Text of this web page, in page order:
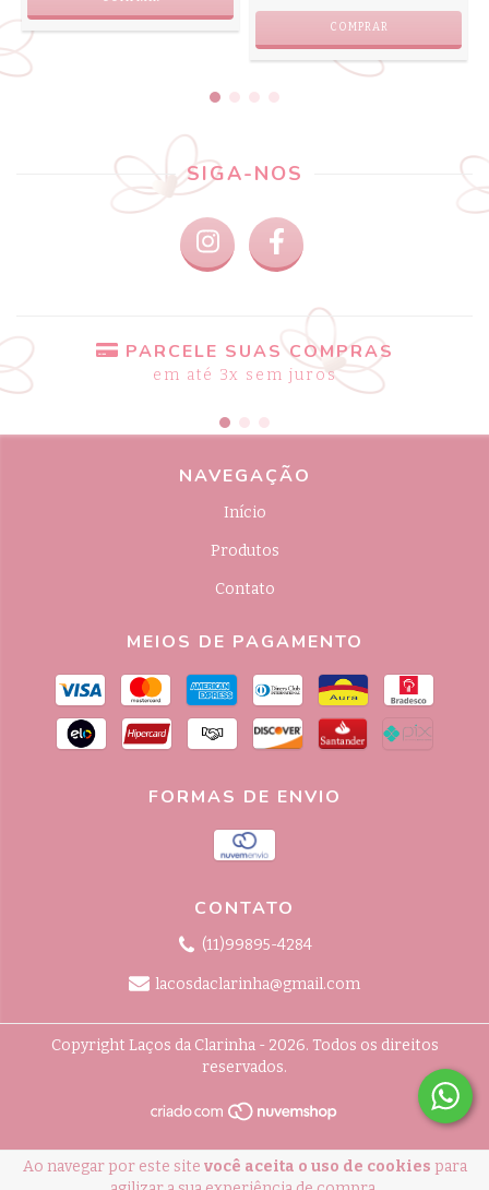
Ao navegar por este site você aceita o uso de cookies para
COMPRAR
SIGA-NOS
PARCELE SUAS COMPRAS
em até 3x sem juros
NAVEGAÇÃO
Início
Produtos
Contato
MEIOS DE PAGAMENTO
FORMAS DE ENVIO
CONTATO
(11)99895-4284
lacosdaclarinha@gmail.com
Copyright Laços da Clarinha - 2026. Todos os direitos
reservados.